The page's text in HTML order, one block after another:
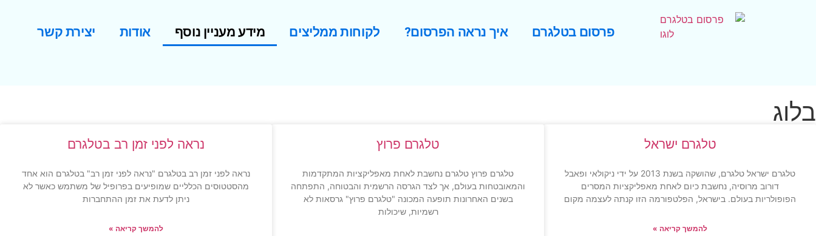
פרסום בטלגרם איך נראה הפרסום? לקוחות ממליצים מידע מעניין נוסף אודות יצירת קשר
בלוג
טלגרם ישראל
טלגרם ישראל טלגרם, שהושקה בשנת 2013 על ידי ניקולאי ופאבל
דורוב מרוסיה, נחשבת כיום לאחת מאפליקציות המסרים
הפופולריות בעולם. בישראל, הפלטפורמה הזו קנתה לעצמה מקום
להמשך קריאה »
טלגרם פרוץ
טלגרם פרוץ טלגרם נחשבת לאחת מאפליקציות המתקדמות
והמאובטחות בעולם, אך לצד הגרסה הרשמית והבטוחה, התפתחה
בשנים האחרונות תופעה המכונה "טלגרם פרוץ" גרסאות לא
רשמיות, שיכולות
נראה לפני זמן רב בטלגרם
נראה לפני זמן רב בטלגרם "נראה לפני זמן רב" בטלגרם הוא אחד
מהסטטוסים הכלליים שמופיעים בפרופיל של משתמש כאשר לא
ניתן לדעת את זמן ההתחברות
להמשך קריאה »